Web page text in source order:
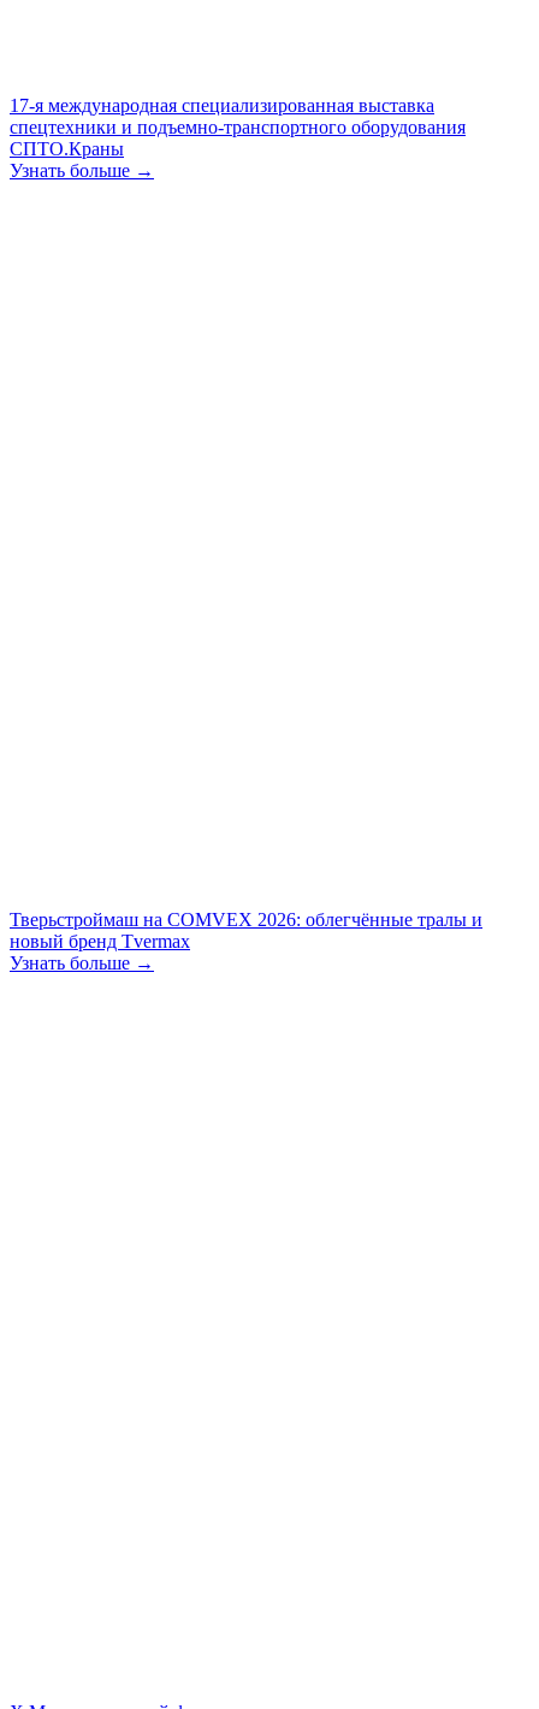
17-я международная специализированная выставка
спецтехники и подъемно-транспортного оборудования
СПТО.Краны
Узнать больше →
Тверьстроймаш на COMVEX 2026: облегчённые тралы и
новый бренд Tvermax
Узнать больше →